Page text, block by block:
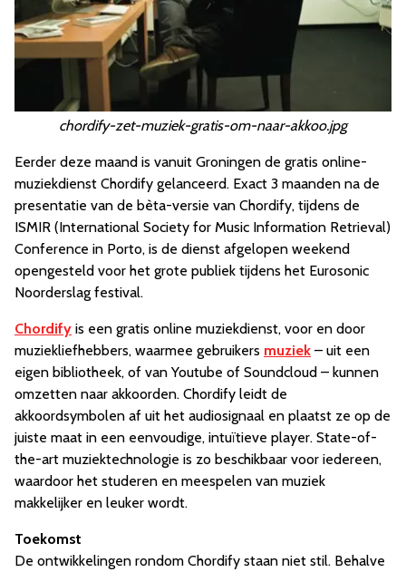
chordify-zet-muziek-gratis-om-naar-akkoo.jpg
Eerder deze maand is vanuit Groningen de gratis online-
muziekdienst Chordify gelanceerd. Exact 3 maanden na de
presentatie van de bèta-versie van Chordify, tijdens de
ISMIR (International Society for Music Information Retrieval)
Conference in Porto, is de dienst afgelopen weekend
opengesteld voor het grote publiek tijdens het Eurosonic
Noorderslag festival.
Chordify is een gratis online muziekdienst, voor en door
muziekliefhebbers, waarmee gebruikers muziek – uit een
eigen bibliotheek, of van Youtube of Soundcloud – kunnen
omzetten naar akkoorden. Chordify leidt de
akkoordsymbolen af uit het audiosignaal en plaatst ze op de
juiste maat in een eenvoudige, intuïtieve player. State-of-
the-art muziektechnologie is zo beschikbaar voor iedereen,
waardoor het studeren en meespelen van muziek
makkelijker en leuker wordt.
Toekomst
De ontwikkelingen rondom Chordify staan niet stil. Behalve